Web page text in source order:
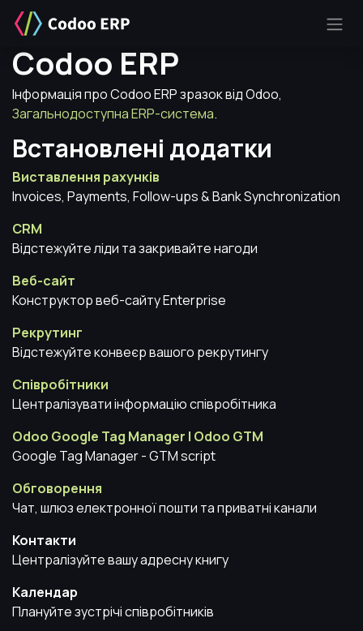
Codoo ERP
Інформація про Codoo ERP зразок від Odoo,
Загальнодоступна ERP-система.
Встановлені додатки
Виставлення рахунків
Invoices, Payments, Follow-ups & Bank Synchronization
CRM
Відстежуйте ліди та закривайте нагоди
Веб-сайт
Конструктор веб-сайту Enterprise
Рекрутинг
Відстежуйте конвеєр вашого рекрутингу
Співробітники
Централізувати інформацію співробітника
Odoo Google Tag Manager | Odoo GTM
Google Tag Manager - GTM script
Обговорення
Чат, шлюз електронної пошти та приватні канали
Контакти
Централізуйте вашу адресну книгу
Календар
Плануйте зустрічі співробітників